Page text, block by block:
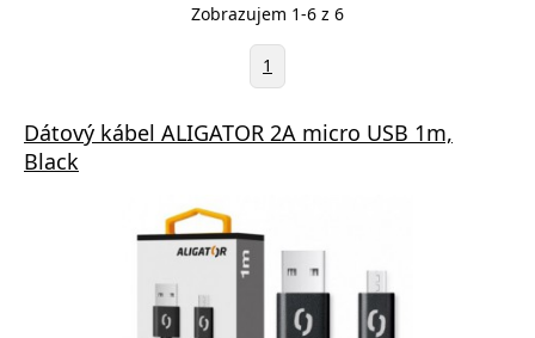
Zobrazujem 1-6 z 6
1
Dátový kábel ALIGATOR 2A micro USB 1m,
Black